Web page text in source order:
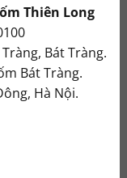
Thiên Long
Bát Tràng.
Bát Tràng.
Hà Nội.